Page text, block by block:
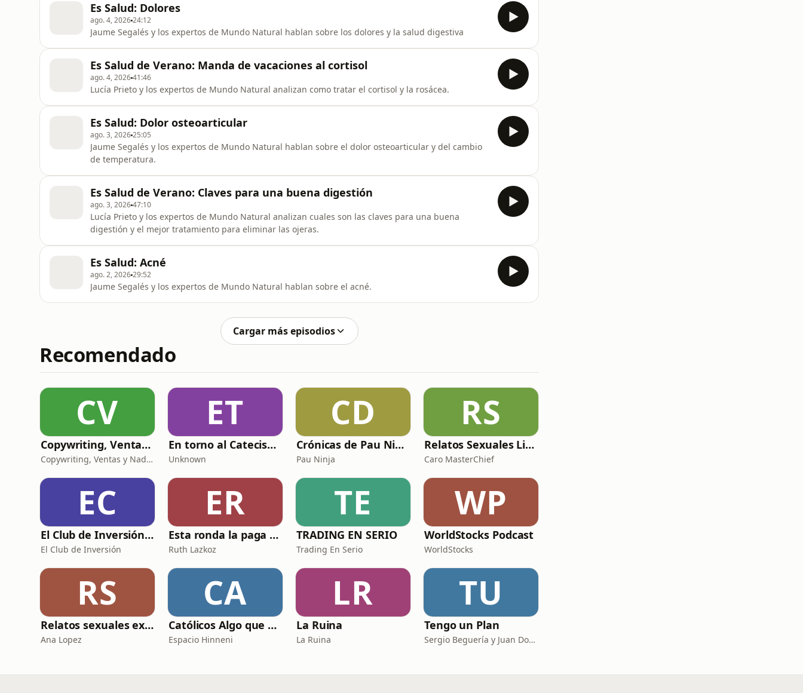
Es Salud: Dolores
ago. 4, 202624:12
Jaume Segalés y los expertos de Mundo Natural hablan sobre los dolores y la salud digestiva
Es Salud de Verano: Manda de vacaciones al cortisol
ago. 4, 202641:46
Lucía Prieto y los expertos de Mundo Natural analizan como tratar el cortisol y la rosácea.
Es Salud: Dolor osteoarticular
ago. 3, 202625:05
Jaume Segalés y los expertos de Mundo Natural hablan sobre el dolor osteoarticular y del cambio
de temperatura.
Es Salud de Verano: Claves para una buena digestión
ago. 3, 202647:10
Lucía Prieto y los expertos de Mundo Natural analizan cuales son las claves para una buena
digestión y el mejor tratamiento para eliminar las ojeras.
Es Salud: Acné
ago. 2, 202629:52
Jaume Segalés y los expertos de Mundo Natural hablan sobre el acné.
Cargar más episodios
Recomendado
CV
Copywriting, Ventas y Nada que perder
Copywriting, Ventas y Nada que Perder
ET
En torno al Catecismo
Unknown
CD
Crónicas de Pau Ninja
Pau Ninja
RS
Relatos Sexuales Liberales
Caro MasterChief
EC
El Club de Inversión podcast
El Club de Inversión
ER
Esta ronda la paga Newton
Ruth Lazkoz
TE
TRADING EN SERIO
Trading En Serio
WP
WorldStocks Podcast
WorldStocks
RS
Relatos sexuales explícitos
Ana Lopez
CA
Católicos Algo que Saber
Espacio Hinneni
LR
La Ruina
La Ruina
TU
Tengo un Plan
Sergio Beguería y Juan Domínguez